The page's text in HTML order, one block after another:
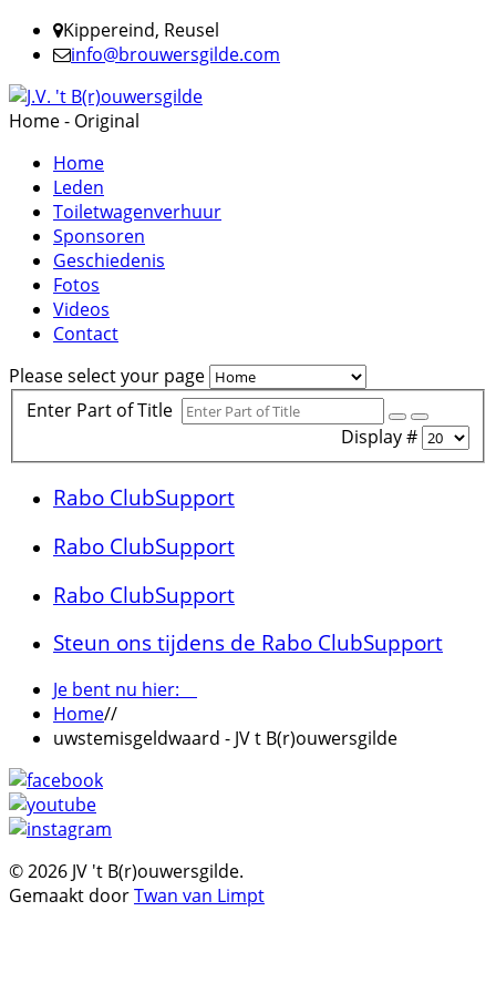
Kippereind, Reusel
info@brouwersgilde.com
Home - Original
Home
Leden
Toiletwagenverhuur
Sponsoren
Geschiedenis
Fotos
Videos
Contact
Please select your page
Enter Part of Title
Display #
Rabo ClubSupport
Rabo ClubSupport
Rabo ClubSupport
Steun ons tijdens de Rabo ClubSupport
Je bent nu hier:
Home//
uwstemisgeldwaard - JV t B(r)ouwersgilde
© 2026 JV 't B(r)ouwersgilde.
Gemaakt doorTwan van Limpt